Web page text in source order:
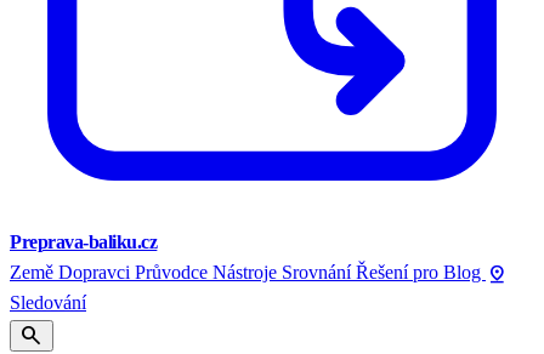
Preprava-baliku.cz
Země Dopravci Průvodce Nástroje Srovnání Řešení pro Blog pin_drop
Sledování
search